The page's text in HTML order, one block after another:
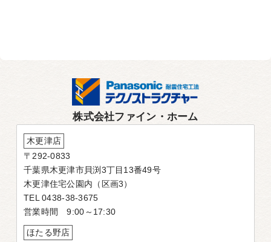
株式会社ファイン・ホーム
木更津店
〒292-0833
千葉県木更津市貝渕3丁目13番49号
木更津住宅公園内（区画3）
TEL 0438-38-3675
営業時間 9:00～17:30
ほたる野店